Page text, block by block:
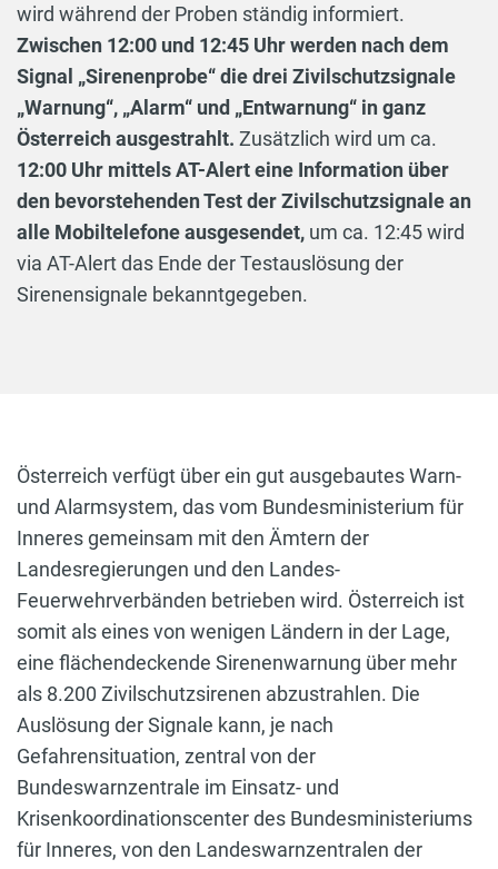
wird während der Proben ständig informiert.
Zwischen 12:00 und 12:45 Uhr werden nach dem
Signal „Sirenenprobe“ die drei Zivilschutzsignale
„Warnung“, „Alarm“ und „Entwarnung“ in ganz
Österreich ausgestrahlt. Zusätzlich wird um ca.
12:00 Uhr mittels AT-Alert eine Information über
den bevorstehenden Test der Zivilschutzsignale an
alle Mobiltelefone ausgesendet, um ca. 12:45 wird
via AT-Alert das Ende der Testauslösung der
Sirenensignale bekanntgegeben.
Österreich verfügt über ein gut ausgebautes Warn-
und Alarmsystem, das vom Bundesministerium für
Inneres gemeinsam mit den Ämtern der
Landesregierungen und den Landes-
Feuerwehrverbänden betrieben wird. Österreich ist
somit als eines von wenigen Ländern in der Lage,
eine flächendeckende Sirenenwarnung über mehr
als 8.200 Zivilschutzsirenen abzustrahlen. Die
Auslösung der Signale kann, je nach
Gefahrensituation, zentral von der
Bundeswarnzentrale im Einsatz- und
Krisenkoordinationscenter des Bundesministeriums
für Inneres, von den Landeswarnzentralen der